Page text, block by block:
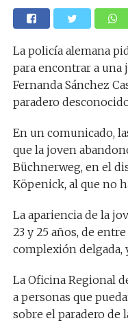
La policía alemana
para encontrar a una
Fernanda Sánchez
paradero
En un comunicado,
que la joven
Büchnerweg, en el
Köpenick, al que no
La apariencia de la
23 y 25 años, de entre
complexión delgada,
La Oficina Regional
a personas que
sobre el paradero de